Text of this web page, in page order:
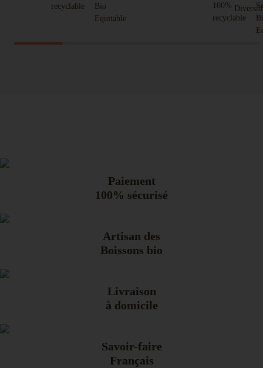
Paiement
100% sécurisé
Artisan des
Boissons bio
Livraison
à domicile
Savoir-faire
Français